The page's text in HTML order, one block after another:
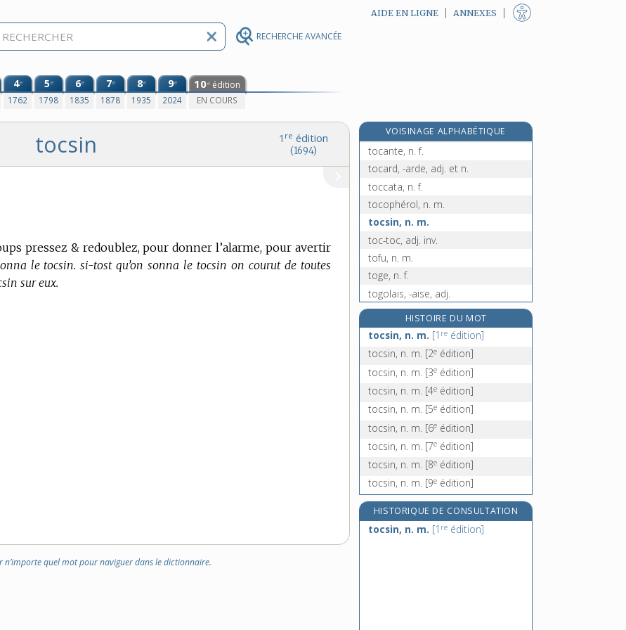
RECHERCHE AVANCÉE
AIDE EN LIGNE ANNEXES
4e
1762
5e
1798
6e
1835
7e
1878
8e
1935
9e
2024
10e édition
EN COURS
1 re édition
(1694)
tocsin
pressez & redoublez, pour donner l’alarme, pour avertir
le tocsin. si-tost qu’on sonna le tocsin on courut de toutes
sur eux.
n’importe quel mot pour naviguer dans le dictionnaire.
VOISINAGE ALPHABÉTIQUE
tocane, n. f.[7e édition]
tocante, n. f.
tocard, -arde, adj. et n.
toccata, n. f.
tocophérol, n. m.
tocsin, n. m.
toc-toc, adj. inv.
tofu, n. m.
toge, n. f.
togolais, -aise, adj.
tohu-bohu, n. m.
toi, pr. pers.
toile, n. f.
HISTOIRE DU MOT
tocsin, n. m. [1 re édition]
tocsin, n. m. [2e édition]
tocsin, n. m. [3e édition]
tocsin, n. m. [4e édition]
tocsin, n. m. [5e édition]
tocsin, n. m. [6e édition]
tocsin, n. m. [7e édition]
tocsin, n. m. [8e édition]
tocsin, n. m. [9e édition]
HISTORIQUE DE CONSULTATION
tocsin, n. m. [1 re édition]